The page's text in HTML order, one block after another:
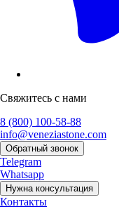
Свяжитесь с нами
8 (800) 100-58-88
info@veneziastone.com
Обратный звонок
Telegram
Whatsapp
Нужна консультация
Контакты